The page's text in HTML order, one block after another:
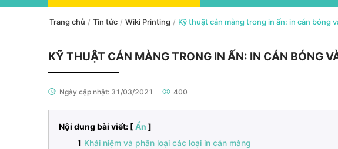
Trang chủ / Tin tức / Wiki Printing / Kỹ thuật cán màng trong in ấn: in cán bóng
KỸ THUẬT CÁN MÀNG TRONG IN ẤN: IN CÁN BÓNG
Ngày cập nhật: 31/03/2021 400
Nội dung bài viết: [Ẩn ]
Khái niệm và phân loại các loại in cán màng